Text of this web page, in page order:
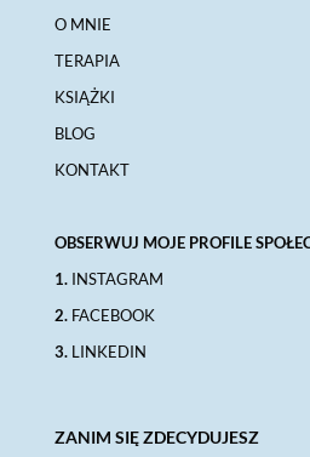
O MNIE
TERAPIA
KSIĄŻKI
BLOG
KONTAKT
OBSERWUJ MOJE PROFILE
1. INSTAGRAM
2. FACEBOOK
3. LINKEDIN
ZANIM SIĘ ZDECYDUJESZ